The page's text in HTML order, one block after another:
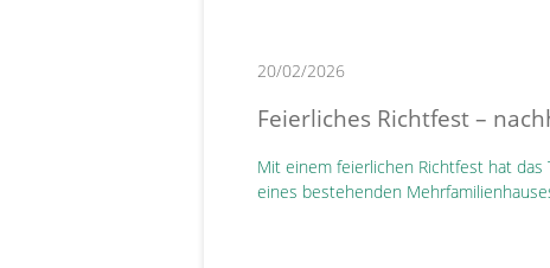
20/02/2026
Feierliches Richtfest –
Mit einem feierlichen Richtfest hat
eines bestehenden